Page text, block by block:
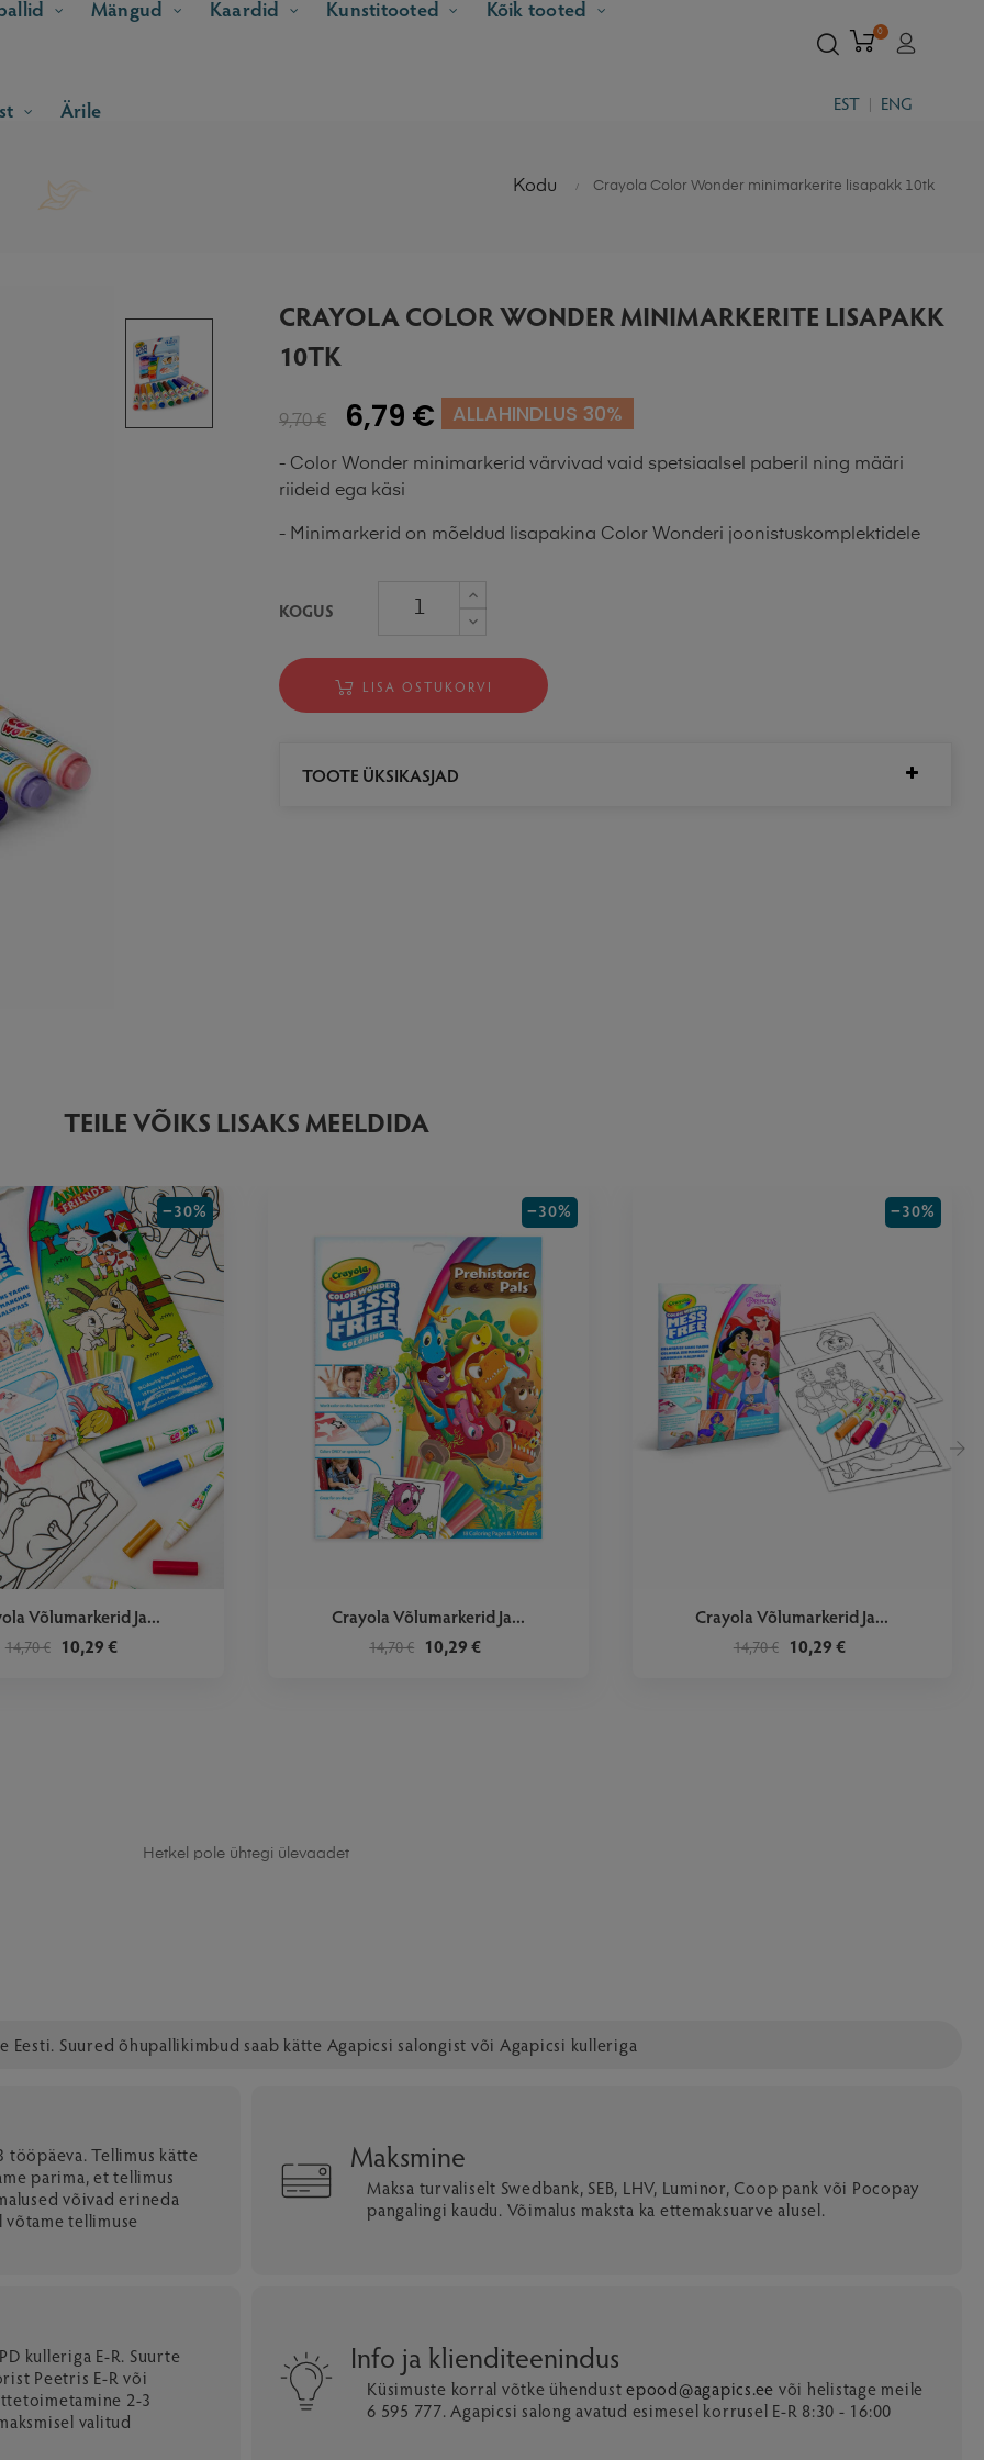
Mängud Kaardid Kunstitooted Kõik tooted
Ärile
0
EST ENG
Kodu Crayola Color Wonder minimarkerite lisapakk 10tk
CRAYOLA COLOR WONDER MINIMARKERITE LISAPAKK
10TK
9,70 € 6,79 € ALLAHINDLUS 30%
- Color Wonder minimarkerid värvivad vaid spetsiaalsel paberil ning määri
riideid ega käsi
- Minimarkerid on mõeldud lisapakina Color Wonderi joonistuskomplektidele
KOGUS
LISA OSTUKORVI
TOOTE ÜKSIKASJAD
TEILE VÕIKS LISAKS MEELDIDA
Võlumarkerid Ja...
14,70 €
−30%
10,29 €
Crayola Võlumarkerid Ja...
14,70 €
−30%
10,29 €
Crayola Võlumarkerid Ja...
14,70 €
−30%
10,29 €
Hetkel pole ühtegi ülevaadet
Eesti. Suured õhupallikimbud saab kätte Agapicsi salongist või Agapicsi kulleriga
tööpäeva. Tellimus kätte
parima, et tellimus
võivad erineda
võtame tellimuse
Maksmine
Maksa turvaliselt Swedbank, SEB, LHV, Luminor, Coop pank või Pocopay
pangalingi kaudu. Võimalus maksta ka ettemaksuarve alusel.
kulleriga E-R. Suurte
Peetris E-R või
2-3
valitud
Info ja klienditeenindus
Küsimuste korral võtke ühendustepood@agapics.ee või helistage meile
6 595 777. Agapicsi salong avatud esimesel korrusel E-R 8:30 - 16:00